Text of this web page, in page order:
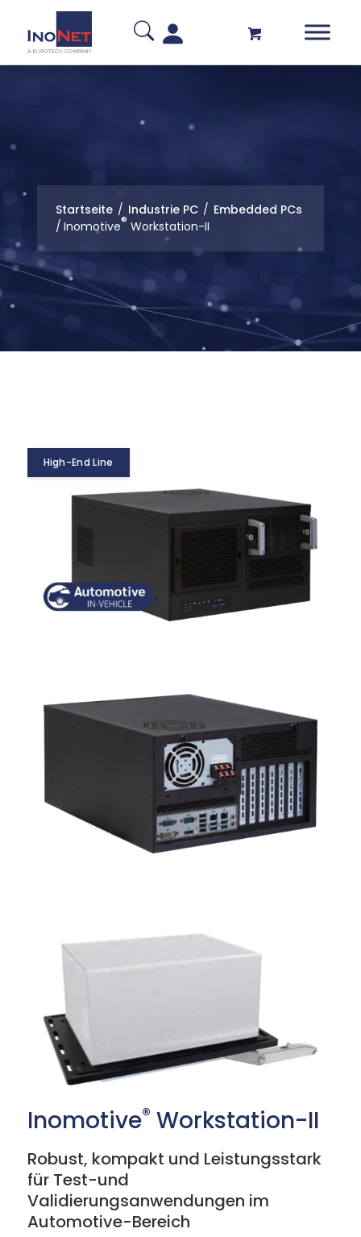
Startseite / Industrie PC / Embedded PCs
/ Inomotive® Workstation-II
High-End Line
Inomotive® Workstation-II
Robust, kompakt und Leistungsstark
für Test-und
Validierungsanwendungen im
Automotive-Bereich